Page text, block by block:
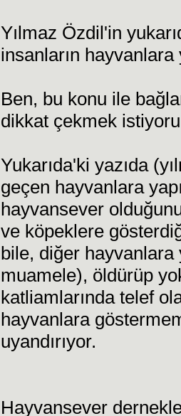
Yılmaz Özdil'in
insanların hayvanlara
Ben, bu konu ile
dikkat çekmek
Yukarıda'ki yazıda
geçen hayvanlara
hayvansever
ve köpeklere
bile, diğer hayvanlara
muamele), öldürüp
katliamlarında telef
hayvanlara
uyandırıyor.
Hayvansever